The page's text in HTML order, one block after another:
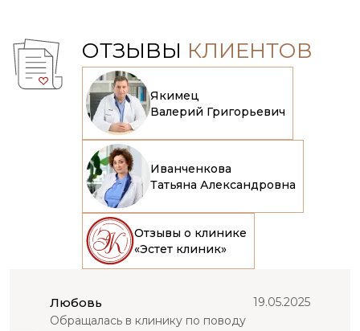
ОТЗЫВЫ КЛИЕНТОВ
Якимец
Валерий Григорьевич
Иванченкова
Татьяна Александровна
Отзывы о клинике
«Эстет клиник»
Любовь
19.05.2025
Обращалась в клинику по поводу